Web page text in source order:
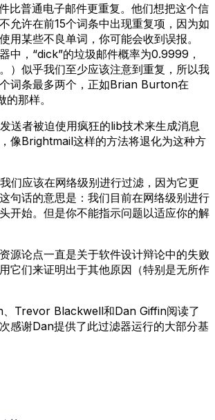
比普通电子邮件更重复。他们想把这个信
允许在前15个词条中出现重复项，因为如
用某些不良单词，你可能会收到误报。
中，“dick”的垃圾邮件概率为0.9999，
）似乎我们至少应该注意到重复，所以我
词条最多两个，正如Brian Burton在
那样。
送者被迫使用疯狂的lib技术来生成消息
像Brightmail这样的方法将退化为这种方
们应该在网络级别进行过滤，因为它更
句话的意思是：我们目前在网络级别进行
开始。但是你不能指示问题以适应你的解
源论点一直是关于软件设计辩论中的失败
它们来证明出于其他原因（特别是无所作
Trevor Blackwell和Dan Giffin阅读了
感谢Dan提供了此过滤器运行的大部分基